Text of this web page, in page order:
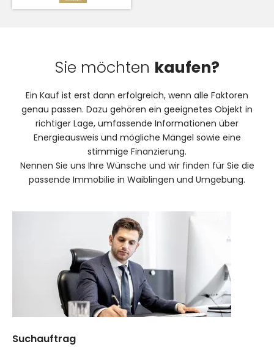
Sie möchten kaufen?
Ein Kauf ist erst dann erfolgreich, wenn alle Faktoren
genau passen. Dazu gehören ein geeignetes Objekt in
richtiger Lage, umfassende Informationen über
Energieausweis und mögliche Mängel sowie eine
stimmige Finanzierung.
Nennen Sie uns Ihre Wünsche und wir finden für Sie die
passende Immobilie in Waiblingen und Umgebung.
Suchauftrag